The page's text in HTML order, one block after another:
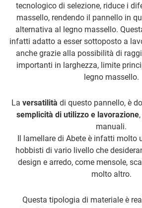
tecnologico di selezione, riduce i
massello, rendendo il pannello in
alternativa al legno massello.
infatti adatto a esser sottoposto a
anche grazie alla possibilità di
importanti in larghezza, limite
legno massello.
La versatilità di questo pannello, è
semplicità di utilizzo e lavorazione
manuali.
Il lamellare di Abete è infatti molto
hobbisti di vario livello che
design e arredo, come mensole,
molto altro.
Questa tipologia di materiale è